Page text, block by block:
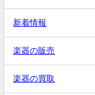
新着情報
楽器の販売
楽器の買取